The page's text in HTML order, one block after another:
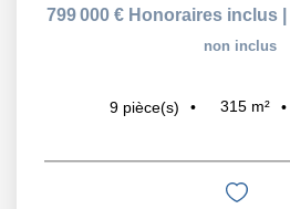
799 000 € Honoraires inclus
non inclus
9 pièce(s) 315 m²